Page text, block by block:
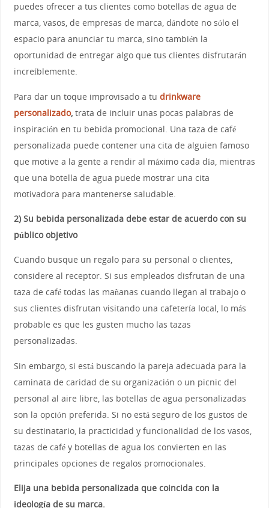
puedes ofrecer a tus clientes como botellas de agua de
marca, vasos, de empresas de marca, dándote no sólo el
espacio para anunciar tu marca, sino también la
oportunidad de entregar algo que tus clientes disfrutarán
increíblemente.
Para dar un toque improvisado a tu drinkware
personalizado, trata de incluir unas pocas palabras de
inspiración en tu bebida promocional. Una taza de café
personalizada puede contener una cita de alguien famoso
que motive a la gente a rendir al máximo cada día, mientras
que una botella de agua puede mostrar una cita
motivadora para mantenerse saludable.
2) Su bebida personalizada debe estar de acuerdo con su
público objetivo
Cuando busque un regalo para su personal o clientes,
considere al receptor. Si sus empleados disfrutan de una
taza de café todas las mañanas cuando llegan al trabajo o
sus clientes disfrutan visitando una cafetería local, lo más
probable es que les gusten mucho las tazas
personalizadas.
Sin embargo, si está buscando la pareja adecuada para la
caminata de caridad de su organización o un picnic del
personal al aire libre, las botellas de agua personalizadas
son la opción preferida. Si no está seguro de los gustos de
su destinatario, la practicidad y funcionalidad de los vasos,
tazas de café y botellas de agua los convierten en las
principales opciones de regalos promocionales.
Elija una bebida personalizada que coincida con la
ideología de su marca.